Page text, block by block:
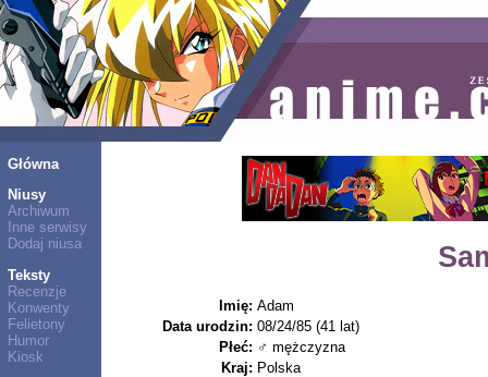
Główna
Niusy
Archiwum
Inne serwisy
Dodaj niusa
Teksty
Recenzje
Konwenty
Felietony
Humor
Kiosk
Imię: Adam
Data urodzin: 08/24/85 (41 lat)
Płeć: ♂ mężczyzna
Kraj: Polska